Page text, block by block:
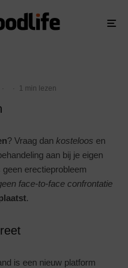
1 min lezen
? Vraag dan kosteloos en
aan bij je eigen
erectieprobleem
face-to-face confrontatie
.
is een nieuw platform